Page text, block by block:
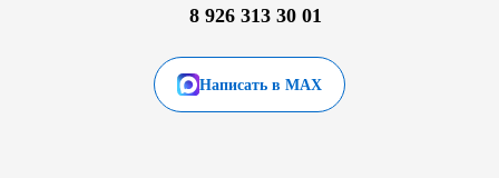
8 926 313 30 01
Написать в MAX